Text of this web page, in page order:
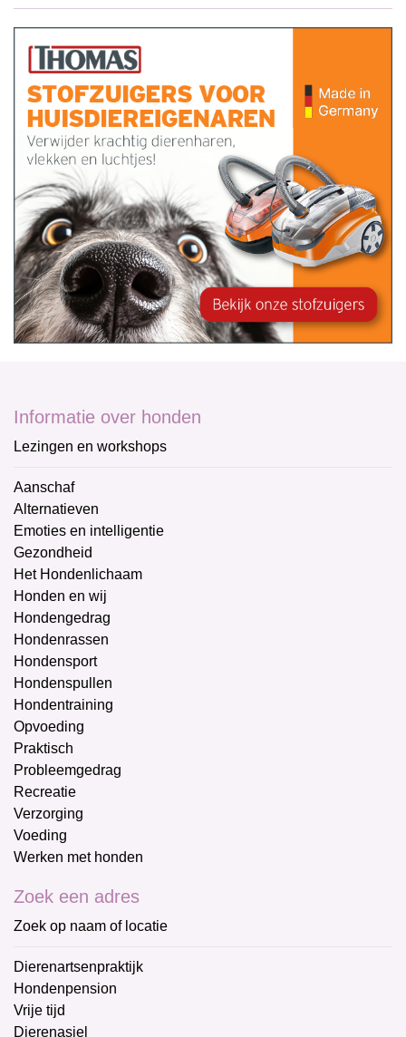
Informatie over honden
Lezingen en workshops
Aanschaf
Alternatieven
Emoties en intelligentie
Gezondheid
Het Hondenlichaam
Honden en wij
Hondengedrag
Hondenrassen
Hondensport
Hondenspullen
Hondentraining
Opvoeding
Praktisch
Probleemgedrag
Recreatie
Verzorging
Voeding
Werken met honden
Zoek een adres
Zoek op naam of locatie
Dierenartsenpraktijk
Hondenpension
Vrije tijd
Dierenasiel